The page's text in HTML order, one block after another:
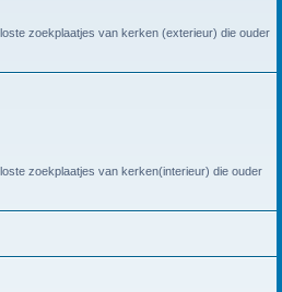
zoekplaatjes van kerken (exterieur) die ouder
zoekplaatjes van kerken(interieur) die ouder